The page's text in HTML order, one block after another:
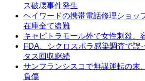
ス破壊事件発生
ヘイワードの携帯電話修理ショッ
在庫全て盗難
キャピトラモール外で女性刺殺、
FDA、シクロスポラ感染調査で誤
タス回収継続
サンフランシスコで無謀運転の末
負傷